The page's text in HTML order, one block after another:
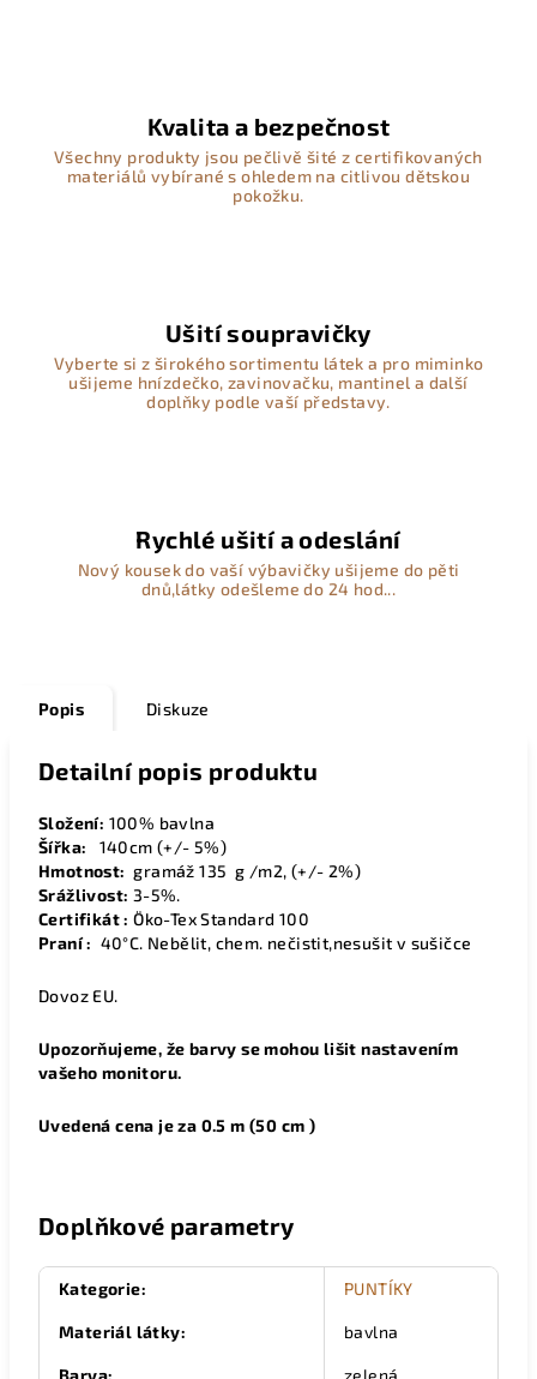
Kvalita a bezpečnost
Všechny produkty jsou pečlivě šité z certifikovaných
materiálů vybírané s ohledem na citlivou dětskou
pokožku.
Ušití soupravičky
Vyberte si z širokého sortimentu látek a pro miminko
ušijeme hnízdečko, zavinovačku, mantinel a další
doplňky podle vaší představy.
Rychlé ušití a odeslání
Nový kousek do vaší výbavičky ušijeme do pěti
dnů,látky odešleme do 24 hod...
Popis Diskuze
Detailní popis produktu
Složení: 100% bavlna
Šířka: 140cm (+/- 5%)
Hmotnost: gramáž 135 g /m2, (+/- 2%)
Srážlivost: 3-5%.
Certifikát : Öko-Tex Standard 100
Praní : 40°C. Nebělit, chem. nečistit,nesušit v sušičce
Dovoz EU.
Upozorňujeme, že barvy se mohou lišit nastavením
vašeho monitoru.
Uvedená cena je za 0.5 m (50 cm )
Doplňkové parametry
Kategorie: PUNTÍKY
Materiál látky: bavlna
Barva: zelená